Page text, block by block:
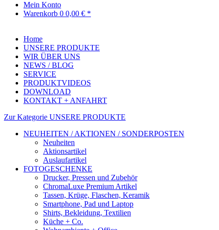
Mein Konto
Warenkorb 0 0,00 € *
Home
UNSERE PRODUKTE
WIR ÜBER UNS
NEWS / BLOG
SERVICE
PRODUKTVIDEOS
DOWNLOAD
KONTAKT + ANFAHRT
Zur Kategorie UNSERE PRODUKTE
NEUHEITEN / AKTIONEN / SONDERPOSTEN
Neuheiten
Aktionsartikel
Auslaufartikel
FOTOGESCHENKE
Drucker, Pressen und Zubehör
ChromaLuxe Premium Artikel
Tassen, Krüge, Flaschen, Keramik
Smartphone, Pad und Laptop
Shirts, Bekleidung, Textilien
Küche + Co.